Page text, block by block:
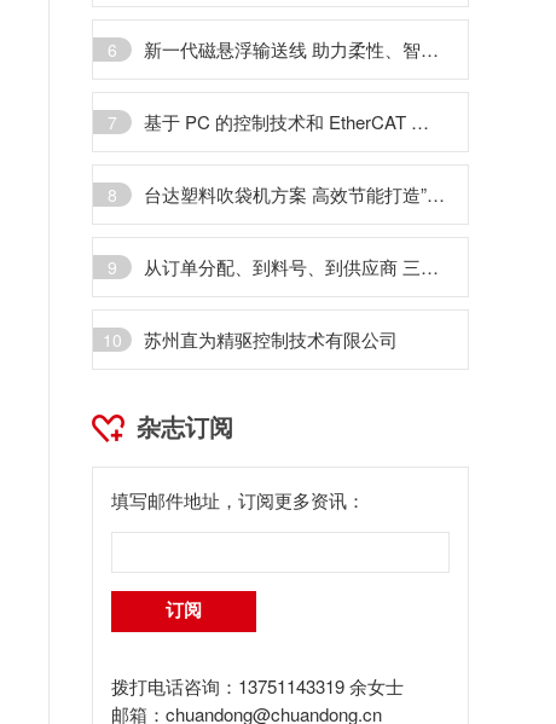
6 新一代磁悬浮输送线 助力柔性、智能生产 ——访LS电气事业战略部总监 田哲昊
7 基于 PC 的控制技术和 EtherCAT 总线 在电动汽车换电站中的应用
8 台达塑料吹袋机方案 高效节能打造”绿“设备
9 从订单分配、到料号、到供应商 三个不同层次的优化
10 苏州直为精驱控制技术有限公司
杂志订阅
填写邮件地址，订阅更多资讯：
拨打电话咨询：13751143319 余女士
邮箱： chuandong@chuandong.cn